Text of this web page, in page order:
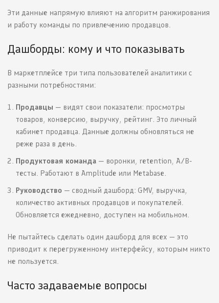
Эти данные напрямую влияют на алгоритм ранжирования
и работу команды по привлечению продавцов.
Дашборды: кому и что показывать
В маркетплейсе три типа пользователей аналитики с
разными потребностями:
Продавцы — видят свои показатели: просмотры
товаров, конверсию, выручку, рейтинг. Это личный
кабинет продавца. Данные должны обновляться не
реже раза в день.
Продуктовая команда — воронки, retention, A/B-
тесты. Работают в Amplitude или Metabase.
Руководство — сводный дашборд: GMV, выручка,
количество активных продавцов и покупателей.
Обновляется ежедневно, доступен на мобильном.
Не пытайтесь сделать один дашборд для всех — это
приводит к перегруженному интерфейсу, которым никто
не пользуется.
Часто задаваемые вопросы